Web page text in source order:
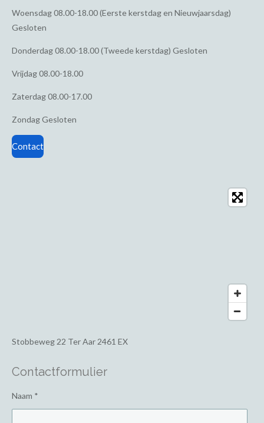
Woensdag08.00-18.00 (Eerste kerstdag en Nieuwjaarsdag)
Gesloten
Donderdag08.00-18.00 (Tweede kerstdag) Gesloten
Vrijdag08.00-18.00
Zaterdag08.00-17.00
ZondagGesloten
Contact
Stobbeweg 22 Ter Aar 2461 EX
Contactformulier
Naam *